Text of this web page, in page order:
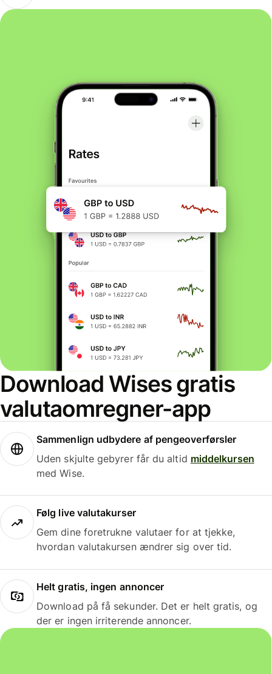
Download Wises gratis
valutaomregner-app
Sammenlign udbydere af pengeoverførsler
Uden skjulte gebyrer får du altid middelkursen
med Wise.
Følg live valutakurser
Gem dine foretrukne valutaer for at tjekke,
hvordan valutakursen ændrer sig over tid.
Helt gratis, ingen annoncer
Download på få sekunder. Det er helt gratis, og
der er ingen irriterende annoncer.